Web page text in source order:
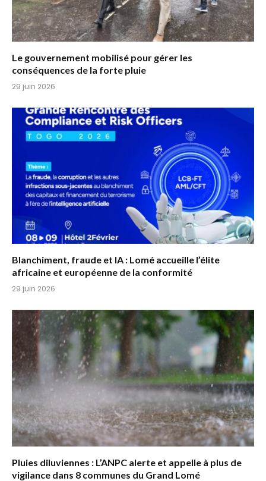
Le gouvernement mobilisé pour gérer les
conséquences de la forte pluie
29 juin 2026
Blanchiment, fraude et IA : Lomé accueille l’élite
africaine et européenne de la conformité
29 juin 2026
Pluies diluviennes : L’ANPC alerte et appelle à plus de
vigilance dans 8 communes du Grand Lomé